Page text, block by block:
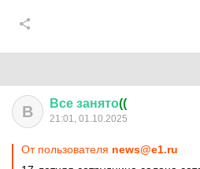
В Все занято((
21:01, 01.10.2025
От пользователя news@e1.ru